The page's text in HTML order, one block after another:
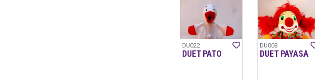
DU022
DUET PATO
DU003
DUET PAYASA